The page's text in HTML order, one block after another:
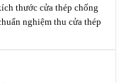
thước cửa thép chống
nghiệm thu cửa thép